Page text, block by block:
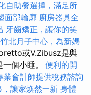
自助餐選擇，滿足所
面部輪廓 廚房器具全
牙齒矯正，讓你的笑
竹北月子中心，為新媽
或V.Zibusz是與
個小睡。 便利的開
業會計師提供稅務諮詢
讓家焕然一新 身體